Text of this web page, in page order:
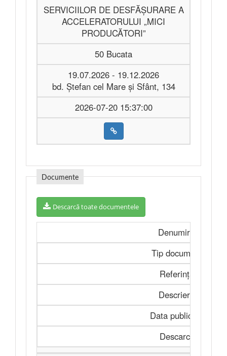
SERVICIILOR DE DESFĂȘURARE A
ACCELERATORULUI „MICI
PRODUCĂTORI”
50 Bucata
19.07.2026 - 19.12.2026
bd. Ștefan cel Mare și Sfânt, 134
2026-07-20 15:37:00
Documente
Descarcă toate documentele
Denumire
Tip document
Referința
Descriere
Data publicării
Descarcă